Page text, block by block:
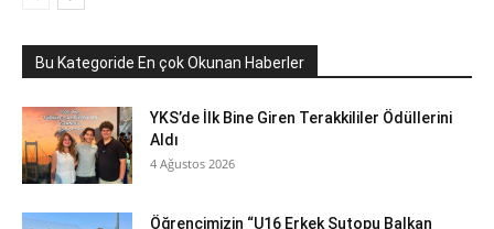
Bu Kategoride En çok Okunan Haberler
YKS’de İlk Bine Giren Terakkililer Ödüllerini
Aldı
4 Ağustos 2026
Öğrencimizin “U16 Erkek Sutopu Balkan